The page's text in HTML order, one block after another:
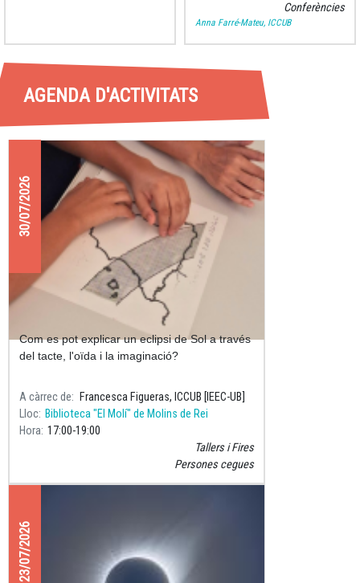
Conferències
Anna Farré-Mateu, ICCUB
AGENDA D'ACTIVITATS
30/07/2026
Descobrim l'eclipsi de Sol amb tots
Com es pot explicar un eclipsi de Sol a través
del tacte, l'oïda i la imaginació?
A càrrec de
Francesca Figueras, ICCUB [IEEC-UB]
Lloc Biblioteca "El Molí" de Molins de Rei
Hora 17:00 19:00
Tallers i Fires
Persones cegues
23/07/2026